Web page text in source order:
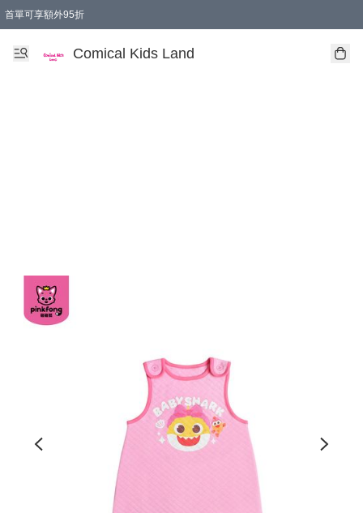
首單可享額外95折
Comical Kids Land